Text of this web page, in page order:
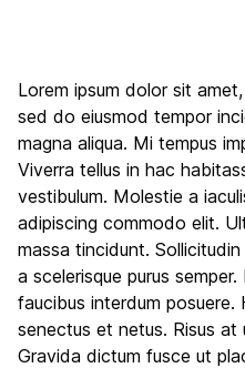
Lorem ipsum dolor sit
sed do eiusmod tempor
magna aliqua. Mi tempus
Viverra tellus in hac
vestibulum. Molestie a
adipiscing commodo elit.
massa tincidunt.
a scelerisque purus
faucibus interdum
senectus et netus. Risus at
Gravida dictum fusce ut